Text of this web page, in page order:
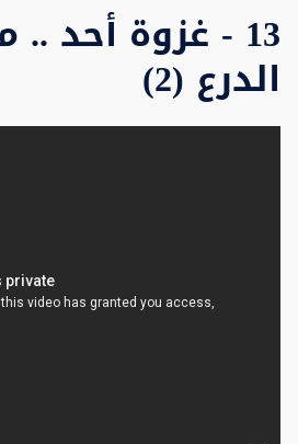
13 - غزوة أحد
الدرع (2)